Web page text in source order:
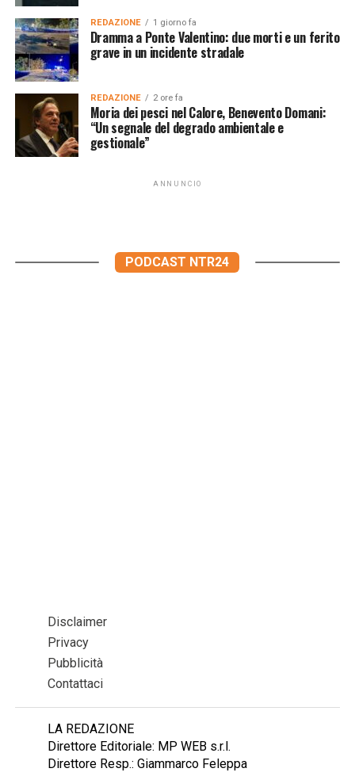
REDAZIONE 1 giorno fa
Dramma a Ponte Valentino: due morti e un ferito
grave in un incidente stradale
REDAZIONE 2 ore fa
Moria dei pesci nel Calore, Benevento Domani:
“Un segnale del degrado ambientale e
gestionale”
ANNUNCIO
PODCAST NTR24
Disclaimer
Privacy
Pubblicità
Contattaci
LA REDAZIONE
Direttore Editoriale: MP WEB s.r.l.
Direttore Resp.: Giammarco Feleppa